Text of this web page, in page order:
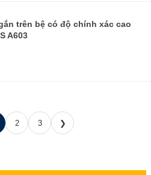
trên bệ có độ chính xác cao
A603
2 3 ❯